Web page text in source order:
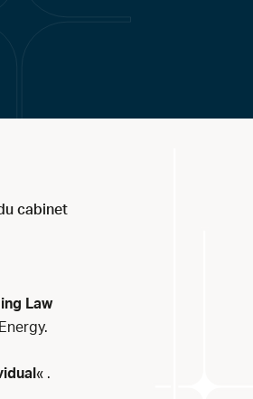
cabinet
Law
« .